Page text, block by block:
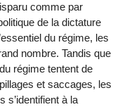
comme par
de la dictature
du régime, les
nombre. Tandis que
régime tentent de
et saccages, les
s’identifient à la